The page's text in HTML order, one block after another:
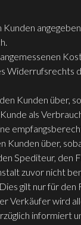
Widerrufsrechts
Kunden über,
als
Kunden über,
Spediteur, den
zuvor nicht
gilt nur für den
Verkäufer wird
informiert